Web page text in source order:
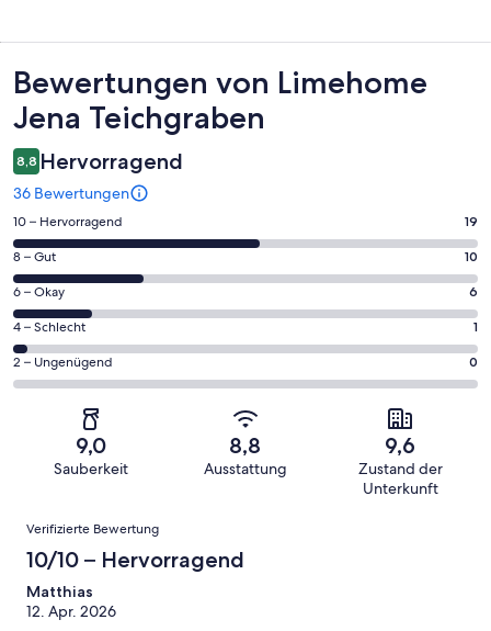
Bewertungen
Bewertungen von Limehome
Jena Teichgraben
8,8 Hervorragend
36 Bewertungen
19
von
insgesamt
36
Gästebewertungen
haben
eine
Bewertung
Hervorragend
10 – Hervorragend 19
10
von
insgesamt
36
Gästebewertungen
haben
Bewertung
8 – Gut 10
6
von
insgesamt
36
Gästebewertungen
Bewertung
Okay
6 – Okay 6
1
von
insgesamt
Gästebewertungen
Schlecht
4 – Schlecht 1
0
von
insgesamt
Gästebewertungen
haben
Bewertung
von
Ungenügend
2 – Ungenügend 0
9,0
Sauberkeit
8,8
Ausstattung
9,6
Zustand der
Unterkunft
Bewertungen
Verifizierte Bewertung
10/10 – Hervorragend
Matthias
12. Apr. 2026